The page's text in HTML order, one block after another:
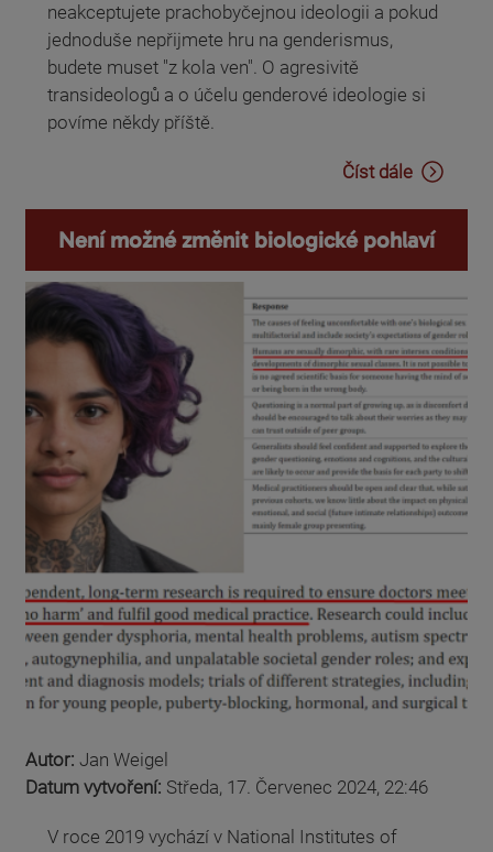
neakceptujete prachobyčejnou ideologii a pokud
jednoduše nepřijmete hru na genderismus,
budete muset "z kola ven". O agresivitě
transideologů a o účelu genderové ideologie si
povíme někdy příště.
Číst dále
Není možné změnit biologické pohlaví
Autor: Jan Weigel
Datum vytvoření: Středa, 17. Červenec 2024, 22:46
V roce 2019 vychází v National Institutes of